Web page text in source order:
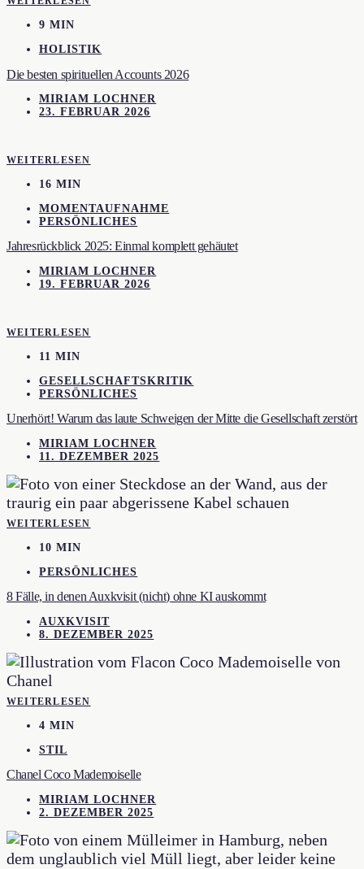
9 MIN
HOLISTIK
Die besten spirituellen Accounts 2026
MIRIAM LOCHNER
23. FEBRUAR 2026
WEITERLESEN
16 MIN
MOMENTAUFNAHME
PERSÖNLICHES
Jahresrückblick 2025: Einmal komplett gehäutet
MIRIAM LOCHNER
19. FEBRUAR 2026
WEITERLESEN
11 MIN
GESELLSCHAFTSKRITIK
PERSÖNLICHES
Unerhört! Warum das laute Schweigen der Mitte die Gesellschaft zerstört
MIRIAM LOCHNER
11. DEZEMBER 2025
WEITERLESEN
10 MIN
PERSÖNLICHES
8 Fälle, in denen Auxkvisit (nicht) ohne KI auskommt
AUXKVISIT
8. DEZEMBER 2025
WEITERLESEN
4 MIN
STIL
Chanel Coco Mademoiselle
MIRIAM LOCHNER
2. DEZEMBER 2025